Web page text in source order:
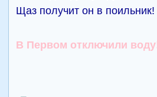
Щаз получит он в поильник!
В Первом отключили